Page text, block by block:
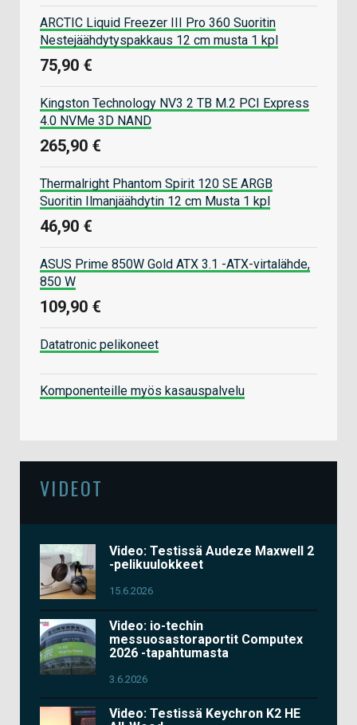
ARCTIC Liquid Freezer III Pro 360 Suoritin
Nestejäähdytyspakkaus 12 cm musta 1 kpl
75,90 €
Kingston Technology NV3 2 TB M.2 PCI Express
4.0 NVMe 3D NAND
265,90 €
Thermalright Phantom Spirit 120 SE ARGB
Suoritin Ilmanjäähdytin 12 cm Musta 1 kpl
46,90 €
ASUS Prime 850W Gold ATX 3.1 -ATX-virtalähde,
850 W
109,90 €
Datatronic pelikoneet
Komponenteille myös kasauspalvelu
VIDEOT
Video: Testissä Audeze Maxwell 2
-pelikuulokkeet
15.6.2026
Video: io-techin
messuosastoraportit Computex
2026 -tapahtumasta
3.6.2026
Video: Testissä Keychron K2 HE